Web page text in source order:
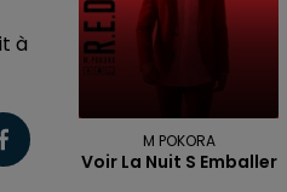
à
M POKORA
Voir La Nuit S Emballer